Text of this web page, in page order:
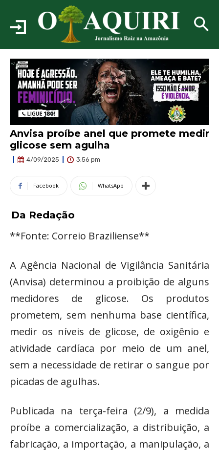
Anvisa proíbe anel que promete medir
glicose sem agulha
4/09/2025 3:56 pm
Facebook WhatsApp
Da Redação
**Fonte: Correio Braziliense**
A Agência Nacional de Vigilância Sanitária
(Anvisa) determinou a proibição de alguns
medidores de glicose. Os produtos
prometem, sem nenhuma base científica,
medir os níveis de glicose, de oxigênio e
atividade cardíaca por meio de um anel,
sem a necessidade de retirar o sangue por
picadas de agulhas.
Publicada na terça-feira (2/9), a medida
proíbe a comercialização, a distribuição, a
fabricação, a importação, a manipulação, a